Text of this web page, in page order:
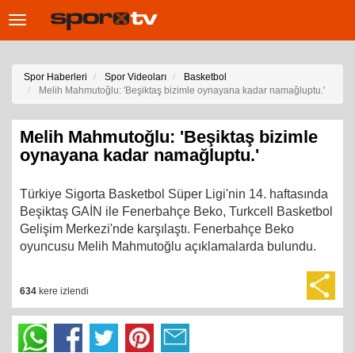
Toggle
Spor Haberleri Spor Videoları
Basketbol
Melih Mahmutoğlu: 'Beşiktaş bizimle oynayana kadar namağluptu.'
Melih Mahmutoğlu: 'Beşiktaş bizimle
oynayana kadar namağluptu.'
Türkiye Sigorta Basketbol Süper Ligi'nin 14. haftasında
Beşiktaş GAİN ile Fenerbahçe Beko, Turkcell Basketbol
Gelişim Merkezi'nde karşılaştı. Fenerbahçe Beko
oyuncusu Melih Mahmutoğlu açıklamalarda bulundu.
634 kere izlendi